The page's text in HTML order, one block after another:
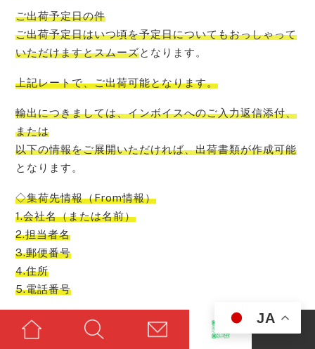
ご出荷予定日の件
ご出荷予定日はいつ頃を予定日についてもおっしゃって
いただけますとスムーズとなります。
上記レートで、ご出荷可能となります。
輸出につきましては、インボイスへのご入力返信添付、
または
以下の情報をご展開いただければ、出荷書類が作成可能
となります。
◇集荷先情報（From情報）
1.会社名（または名前）
2.担当者名
3.郵便番号
4.住所
5.電話番号
※実際に集荷に行くところの情報です。 JA